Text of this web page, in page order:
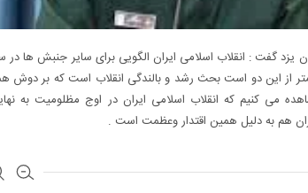
یزد گفت : انقلاب اسلامی ایران الگویی برای سایر جنبش ها در
از این دو است بحث رشد و بالندگی انقلاب است که بر دوش
می کنیم که انقلاب اسلامی ایران در اوج مظلومیت به
هم به دلیل همین اقتدار وعظمت است .